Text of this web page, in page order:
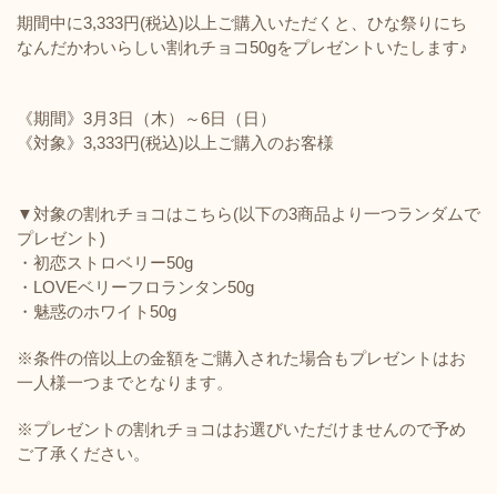
期間中に3,333円(税込)以上ご購入いただくと、ひな祭りにち
なんだかわいらしい割れチョコ50gをプレゼントいたします♪
《期間》3月3日（木）～6日（日）
《対象》3,333円(税込)以上ご購入のお客様
▼対象の割れチョコはこちら(以下の3商品より一つランダムで
プレゼント)
・初恋ストロベリー50g
・LOVEベリーフロランタン50g
・魅惑のホワイト50g
※条件の倍以上の金額をご購入された場合もプレゼントはお
一人様一つまでとなります。
※プレゼントの割れチョコはお選びいただけませんので予め
ご了承ください。